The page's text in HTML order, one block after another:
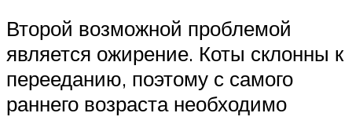
Второй возможной проблемой
является ожирение. Коты склонны к
перееданию, поэтому с самого
раннего возраста необходимо